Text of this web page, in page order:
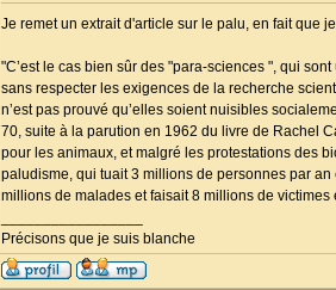
Je remet un extrait d'article sur le palu, en fait que
"C’est le cas bien sûr des "para-sciences ", qui
sans respecter les exigences de la recherche
n’est pas prouvé qu’elles soient nuisibles
70, suite à la parution en 1962 du livre de Rachel
pour les animaux, et malgré les protestations des
paludisme, qui tuait 3 millions de personnes par
millions de malades et faisait 8 millions de victimes
Précisons que je suis blanche